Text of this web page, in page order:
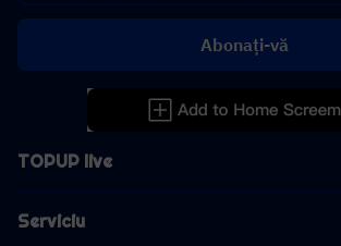
TOPUP live
Serviciu
Abonați-vă